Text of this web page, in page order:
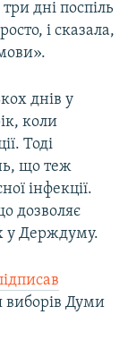
дні поспіль
і сказала,
днів у
коли
Тоді
що теж
інфекції.
дозволяє
у Держдуму.
виборів Думи